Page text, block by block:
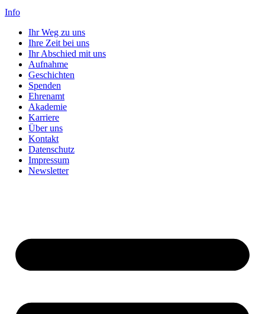
Info
Ihr Weg zu uns
Ihre Zeit bei uns
Ihr Abschied mit uns
Aufnahme
Geschichten
Spenden
Ehrenamt
Akademie
Karriere
Über uns
Kontakt
Datenschutz
Impressum
Newsletter